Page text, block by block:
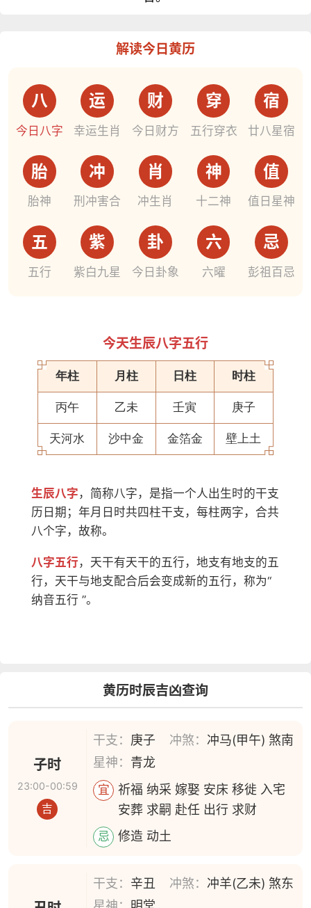
解读今日黄历
八
今日八字
运
幸运生肖
财
今日财方
穿
五行穿衣
宿
廿八星宿
胎
胎神
冲
刑冲害合
肖
冲生肖
神
十二神
值
值日星神
五
五行
紫
紫白九星
卦
今日卦象
六
六曜
忌
彭祖百忌
今天生辰八字五行
年柱 月柱 日柱 时柱
丙午 乙未 壬寅 庚子
天河水 沙中金 金箔金 壁上土
生辰八字 ，简称八字，是指一个人出生时的干支
历日期；年月日时共四柱干支，每柱两字，合共
八个字，故称。
八字五行 ，天干有天干的五行，地支有地支的五
行，天干与地支配合后会变成新的五行，称为“
纳音五行 ”。
黄历时辰吉凶查询
子时
23:00-00:59
吉
干支： 庚子 冲煞： 冲马(甲午) 煞南
星神： 青龙
宜
祈福 纳采 嫁娶 安床 移徙 入宅
安葬 求嗣 赴任 出行 求财
忌 修造 动土
干支： 辛丑 冲煞： 冲羊(乙未) 煞东